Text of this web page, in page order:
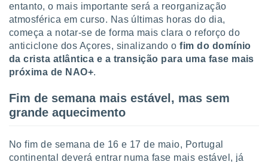
entanto, o mais importante será a reorganização
atmosférica em curso. Nas últimas horas do dia,
começa a notar-se de forma mais clara o reforço do
anticiclone dos Açores, sinalizando ofim do domínio
da crista atlântica e a transição para uma fase mais
próxima de NAO+.
Fim de semana mais estável, mas sem
grande aquecimento
No fim de semana de 16 e 17 de maio, Portugal
continental deverá entrar numa fase mais estável, já